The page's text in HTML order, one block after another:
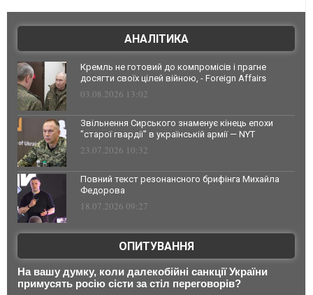
АНАЛІТИКА
Кремль не готовий до компромісів і прагне
досягти своїх цілей війною, - Foreign Affairs
03.08.2026 13:02
Звільнення Сирського знаменує кінець епохи
"старої гвардії" в українській армії — NYT
23.07.2026 10:32
Повний текст резонансного брифінга Михайла
Федорова
18.07.2026 09:27
ОПИТУВАННЯ
На вашу думку, коли далекобійні санкції України
примусять росію сісти за стіл переговорів?